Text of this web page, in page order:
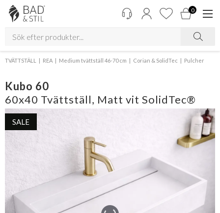
0
TVÄTTSTÄLL REA Medium tvättställ 46-70 cm Corian & SolidTec Pulcher
Kubo 60
60x40 Tvättställ, Matt vit SolidTec®
SALE